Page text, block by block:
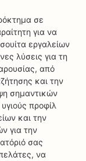
σε
για να
εργαλείων
λύσεις για τη
από
και την
σημαντικών
προφίλ
και την
για την
σας
να